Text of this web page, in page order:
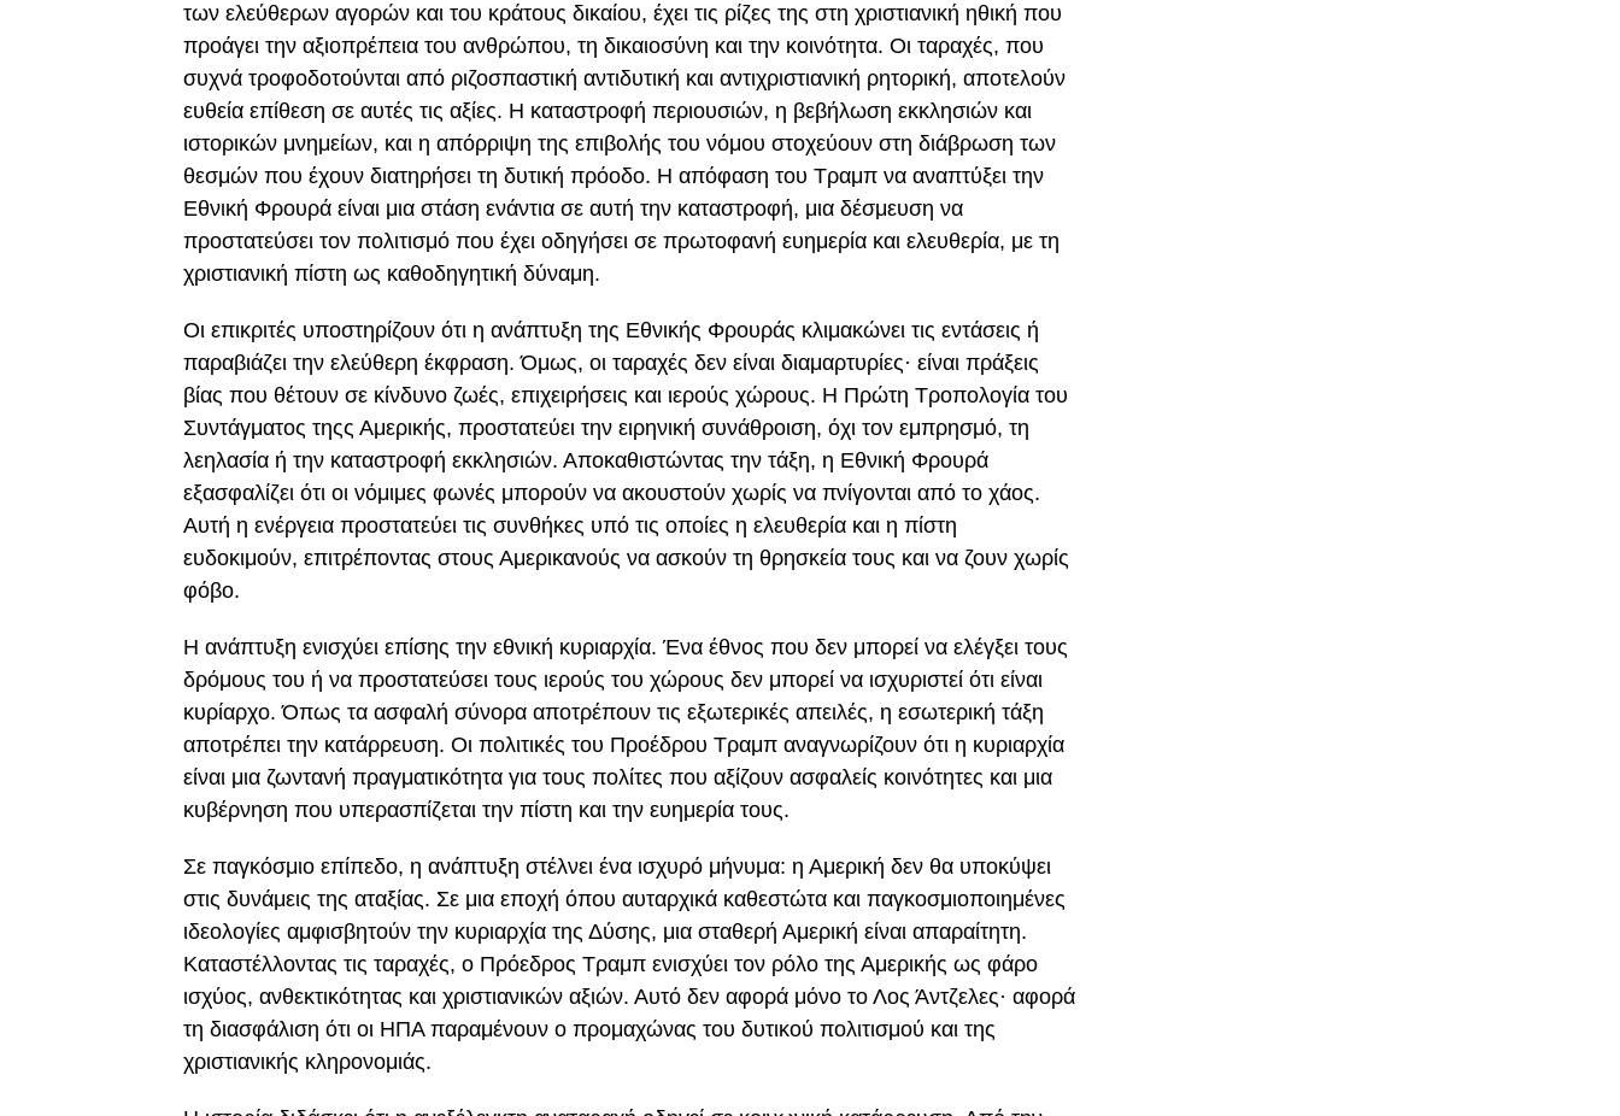
των ελεύθερων αγορών και του κράτους δικαίου, έχει τις ρίζες της στη χριστιανική ηθική που
προάγει την αξιοπρέπεια του ανθρώπου, τη δικαιοσύνη και την κοινότητα. Οι ταραχές, που
συχνά τροφοδοτούνται από ριζοσπαστική αντιδυτική και αντιχριστιανική ρητορική, αποτελούν
ευθεία επίθεση σε αυτές τις αξίες. Η καταστροφή περιουσιών, η βεβήλωση εκκλησιών και
ιστορικών μνημείων, και η απόρριψη της επιβολής του νόμου στοχεύουν στη διάβρωση των
θεσμών που έχουν διατηρήσει τη δυτική πρόοδο. Η απόφαση του Τραμπ να αναπτύξει την
Εθνική Φρουρά είναι μια στάση ενάντια σε αυτή την καταστροφή, μια δέσμευση να
προστατεύσει τον πολιτισμό που έχει οδηγήσει σε πρωτοφανή ευημερία και ελευθερία, με τη
χριστιανική πίστη ως καθοδηγητική δύναμη.
Οι επικριτές υποστηρίζουν ότι η ανάπτυξη της Εθνικής Φρουράς κλιμακώνει τις εντάσεις ή
παραβιάζει την ελεύθερη έκφραση. Όμως, οι ταραχές δεν είναι διαμαρτυρίες· είναι πράξεις
βίας που θέτουν σε κίνδυνο ζωές, επιχειρήσεις και ιερούς χώρους. Η Πρώτη Τροπολογία του
Συντάγματος τηςς Αμερικής, προστατεύει την ειρηνική συνάθροιση, όχι τον εμπρησμό, τη
λεηλασία ή την καταστροφή εκκλησιών. Αποκαθιστώντας την τάξη, η Εθνική Φρουρά
εξασφαλίζει ότι οι νόμιμες φωνές μπορούν να ακουστούν χωρίς να πνίγονται από το χάος.
Αυτή η ενέργεια προστατεύει τις συνθήκες υπό τις οποίες η ελευθερία και η πίστη
ευδοκιμούν, επιτρέποντας στους Αμερικανούς να ασκούν τη θρησκεία τους και να ζουν χωρίς
φόβο.
Η ανάπτυξη ενισχύει επίσης την εθνική κυριαρχία. Ένα έθνος που δεν μπορεί να ελέγξει τους
δρόμους του ή να προστατεύσει τους ιερούς του χώρους δεν μπορεί να ισχυριστεί ότι είναι
κυρίαρχο. Όπως τα ασφαλή σύνορα αποτρέπουν τις εξωτερικές απειλές, η εσωτερική τάξη
αποτρέπει την κατάρρευση. Οι πολιτικές του Προέδρου Τραμπ αναγνωρίζουν ότι η κυριαρχία
είναι μια ζωντανή πραγματικότητα για τους πολίτες που αξίζουν ασφαλείς κοινότητες και μια
κυβέρνηση που υπερασπίζεται την πίστη και την ευημερία τους.
Σε παγκόσμιο επίπεδο, η ανάπτυξη στέλνει ένα ισχυρό μήνυμα: η Αμερική δεν θα υποκύψει
στις δυνάμεις της αταξίας. Σε μια εποχή όπου αυταρχικά καθεστώτα και παγκοσμιοποιημένες
ιδεολογίες αμφισβητούν την κυριαρχία της Δύσης, μια σταθερή Αμερική είναι απαραίτητη.
Καταστέλλοντας τις ταραχές, ο Πρόεδρος Τραμπ ενισχύει τον ρόλο της Αμερικής ως φάρο
ισχύος, ανθεκτικότητας και χριστιανικών αξιών. Αυτό δεν αφορά μόνο το Λος Άντζελες· αφορά
τη διασφάλιση ότι οι ΗΠΑ παραμένουν ο προμαχώνας του δυτικού πολιτισμού και της
χριστιανικής κληρονομιάς.